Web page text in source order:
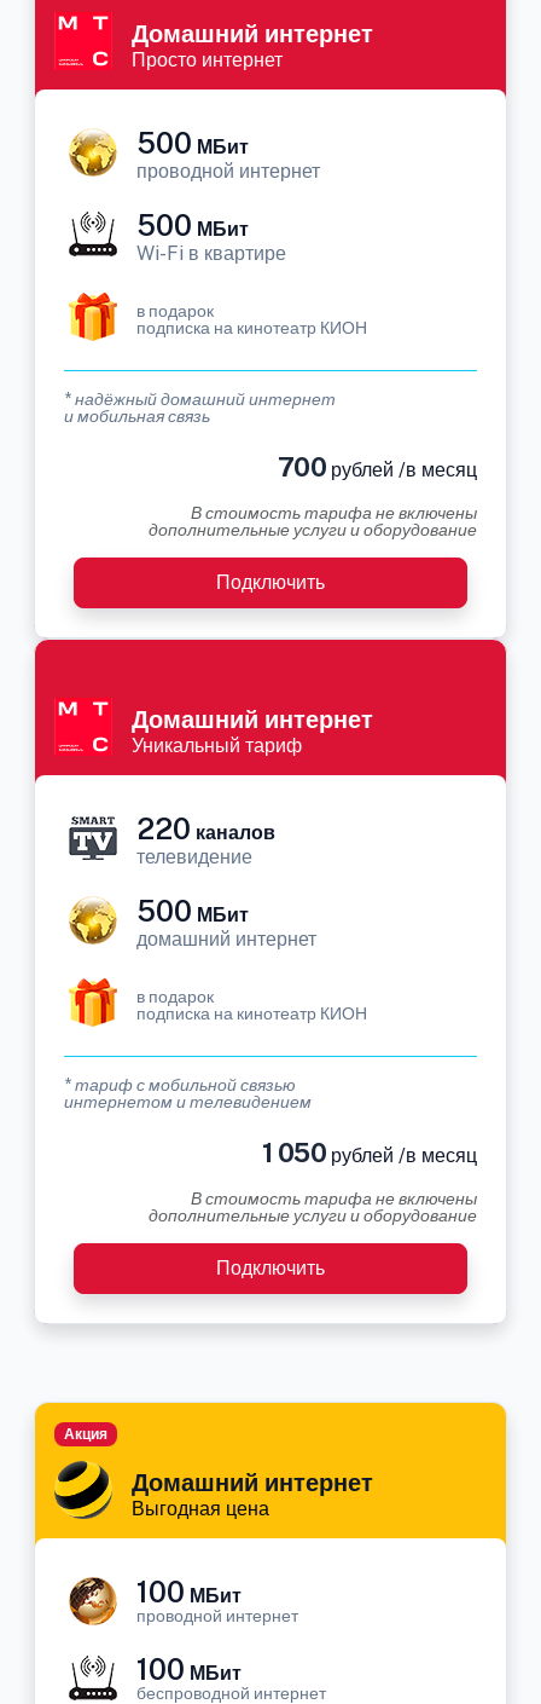
Домашний интернет
Просто интернет
500 МБит
проводной интернет
500 МБит
Wi-Fi в квартире
в подарок
подписка на кинотеатр КИОН
* надёжный домашний интернет
и мобильная связь
700 рублей /в месяц
В стоимость тарифа не включены
дополнительные услуги и оборудование
Подключить
Домашний интернет
Уникальный тариф
220 каналов
телевидение
500 МБит
домашний интернет
в подарок
подписка на кинотеатр КИОН
* тариф с мобильной связью
интернетом и телевидением
1 050 рублей /в месяц
В стоимость тарифа не включены
дополнительные услуги и оборудование
Подключить
Домашний интернет
Выгодная цена
Акция
100 МБит
проводной интернет
100 МБит
беспроводной интернет